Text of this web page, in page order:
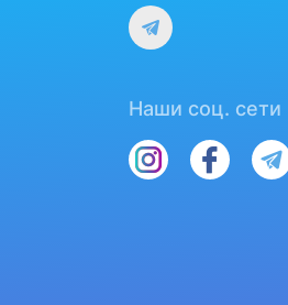
Наши соц. сети